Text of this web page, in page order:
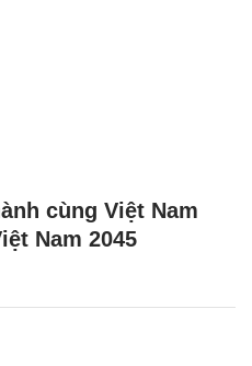
cùng Việt Nam
Nam 2045